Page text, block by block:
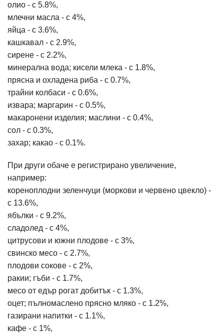
олио - с 5.8%,
млечни масла - с 4%,
яйца - с 3.6%,
кашкавал - с 2.9%,
сирене - с 2.2%,
минерална вода; кисели млека - с 1.8%,
прясна и охладена риба - с 0.7%,
трайни колбаси - с 0.6%,
извара; маргарин - с 0.5%,
макаронени изделия; маслини - с 0.4%,
сол - с 0.3%,
захар; какао - с 0.1%.
При други обаче е регистрирано увеличение,
например:
кореноплодни зеленчуци (моркови и червено цвекло) -
с 13.6%,
ябълки - с 9.2%,
сладолед - с 4%,
цитрусови и южни плодове - с 3%,
свинско месо - с 2.7%,
плодови сокове - с 2%,
ракии; гъби - с 1.7%,
месо от едър рогат добитък - с 1.3%,
оцет; пълномаслено прясно мляко - с 1.2%,
газирани напитки - с 1.1%,
кафе - с 1%,